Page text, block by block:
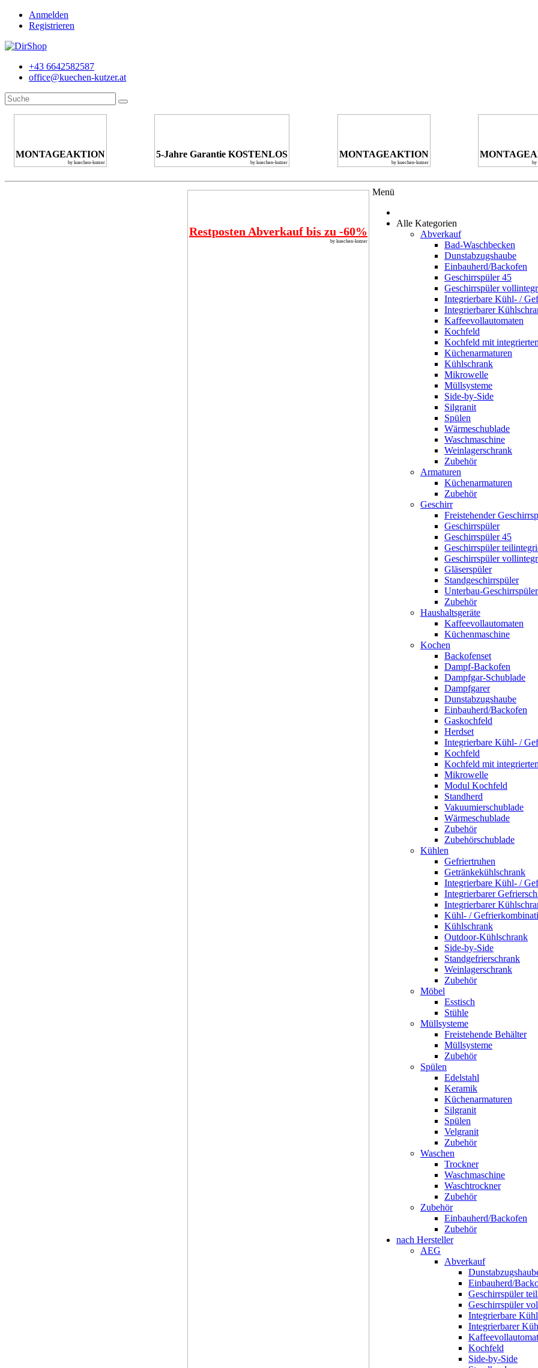
Anmelden
Registrieren
+43 6642582587
office@kuechen-kutzer.at
MONTAGEAKTION
by kuechen-kutzer
5-Jahre Garantie KOSTENLOS
by kuechen-kutzer
MONTAGEAKTION
by kuechen-kutzer by
Restposten Abverkauf bis zu -60%
by kuechen-kutzer
Menü
Alle Kategorien
Abverkauf
Bad-Waschbecken
Dunstabzugshaube
Einbauherd/Backofen
Geschirrspüler 45
Geschirrspüler
Integrierbare Kühl- /
Integrierbarer
Kaffeevollautomaten
Kochfeld
Kochfeld mit
Küchenarmaturen
Kühlschrank
Mikrowelle
Müllsysteme
Side-by-Side
Silgranit
Spülen
Wärmeschublade
Waschmaschine
Weinlagerschrank
Zubehör
Armaturen
Küchenarmaturen
Zubehör
Geschirr
Freistehender
Geschirrspüler
Geschirrspüler 45
Geschirrspüler
Geschirrspüler
Gläserspüler
Standgeschirrspüler
Unterbau-Geschirrspüler
Zubehör
Haushaltsgeräte
Kaffeevollautomaten
Küchenmaschine
Kochen
Backofenset
Dampf-Backofen
Dampfgar-Schublade
Dampfgarer
Dunstabzugshaube
Einbauherd/Backofen
Gaskochfeld
Herdset
Integrierbare Kühl- /
Kochfeld
Kochfeld mit
Mikrowelle
Modul Kochfeld
Standherd
Vakuumierschublade
Wärmeschublade
Zubehör
Zubehörschublade
Kühlen
Gefriertruhen
Getränkekühlschrank
Integrierbare Kühl- /
Integrierbarer
Integrierbarer
Kühl- /
Kühlschrank
Outdoor-Kühlschrank
Side-by-Side
Standgefrierschrank
Weinlagerschrank
Zubehör
Möbel
Esstisch
Stühle
Müllsysteme
Freistehende Behälter
Müllsysteme
Zubehör
Spülen
Edelstahl
Keramik
Küchenarmaturen
Silgranit
Spülen
Velgranit
Zubehör
Waschen
Trockner
Waschmaschine
Waschtrockner
Zubehör
Zubehör
Einbauherd/Backofen
Zubehör
nach Hersteller
AEG
Abverkauf
Einbauherd/
Geschirrspüler
Geschirrspüler
Integrierbare
Integrierbarer
Kochfeld
Side-by-Side